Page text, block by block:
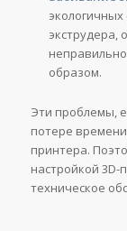
экструдера,
образом.
Эти проблемы,
потере
принтера.
настройкой 3D-
техническое